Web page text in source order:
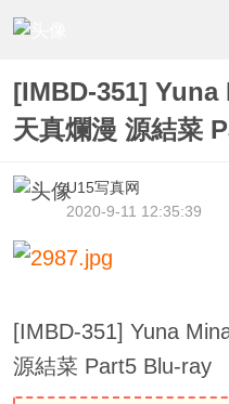
[IMBD-351]
天真爛漫 源結菜
U15写真网
2020-9-11 12:35:39
[IMBD-351] Yuna
源結菜 Part5 Blu-ray